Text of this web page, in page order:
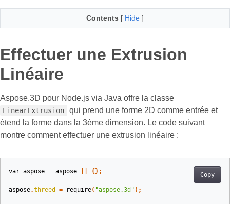
Contents [ Hide ]
Effectuer une Extrusion
Linéaire
Aspose.3D pour Node.js via Java offre la classe
LinearExtrusion
qui prend une forme 2D comme entrée et
étend la forme dans la 3ème dimension. Le code suivant
montre comment effectuer une extrusion linéaire :
Copy
var aspose = aspose {};
aspose.threed = require( "aspose.3d" );